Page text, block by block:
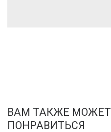
ВАМ ТАКЖЕ МОЖЕТ
ПОНРАВИТЬСЯ